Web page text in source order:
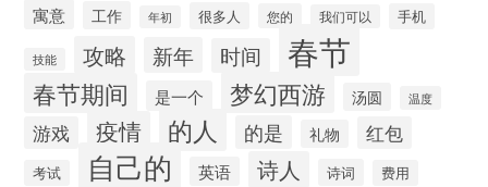
寓意 工作 年初 很多人 您的 我们可以 手机
技能 攻略 新年 时间 春节
春节期间 是一个 梦幻西游 汤圆 温度
游戏 疫情 的人 的是 礼物 红包
考试 自己的 英语 诗人 诗词 费用